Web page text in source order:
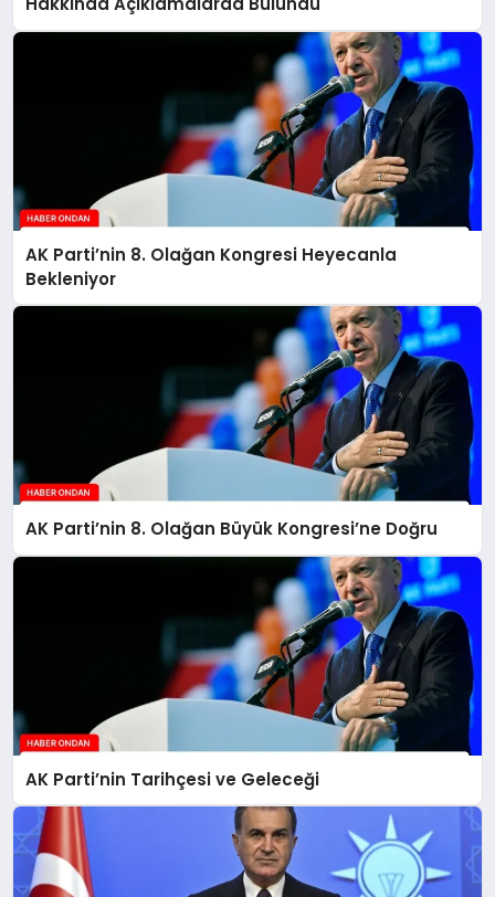
AK Parti’nin 8. Olağan Kongresi Heyecanla
Bekleniyor
AK Parti’nin 8. Olağan Büyük Kongresi’ne Doğru
AK Parti’nin Tarihçesi ve Geleceği